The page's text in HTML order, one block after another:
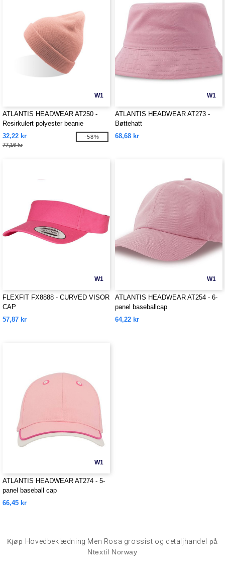
W1
ATLANTIS HEADWEAR AT250 -
Resirkulert polyester beanie
32,22 kr
77,16 kr
-58%
W1
ATLANTIS HEADWEAR AT273 -
Bøttehatt
68,68 kr
W1
FLEXFIT FX8888 - CURVED VISOR
CAP
57,87 kr
W1
ATLANTIS HEADWEAR AT254 - 6-
panel baseballcap
64,22 kr
W1
ATLANTIS HEADWEAR AT274 - 5-
panel baseball cap
66,45 kr
Kjøp Hovedbeklædning Men Rosa grossist og detaljhandel
på
Ntextil Norway